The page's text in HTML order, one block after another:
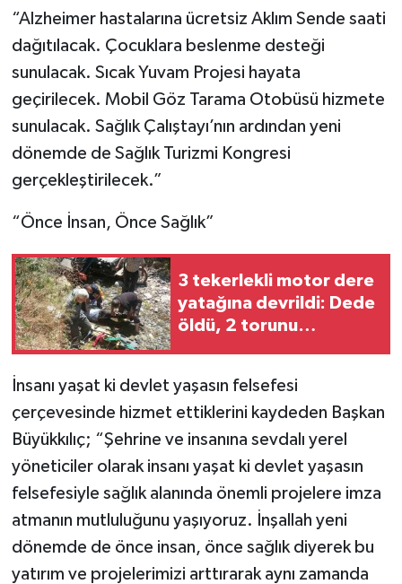
“Alzheimer hastalarına ücretsiz Aklım Sende saati
dağıtılacak. Çocuklara beslenme desteği
sunulacak. Sıcak Yuvam Projesi hayata
geçirilecek. Mobil Göz Tarama Otobüsü hizmete
sunulacak. Sağlık Çalıştayı’nın ardından yeni
dönemde de Sağlık Turizmi Kongresi
gerçekleştirilecek.”
“Önce İnsan, Önce Sağlık”
3 tekerlekli motor dere
yatağına devrildi: Dede
öldü, 2 torunu
İnsanı yaşat ki devlet yaşasın felsefesi
çerçevesinde hizmet ettiklerini kaydeden Başkan
Büyükkılıç; “Şehrine ve insanına sevdalı yerel
yöneticiler olarak insanı yaşat ki devlet yaşasın
felsefesiyle sağlık alanında önemli projelere imza
atmanın mutluluğunu yaşıyoruz. İnşallah yeni
dönemde de önce insan, önce sağlık diyerek bu
yatırım ve projelerimizi arttırarak aynı zamanda